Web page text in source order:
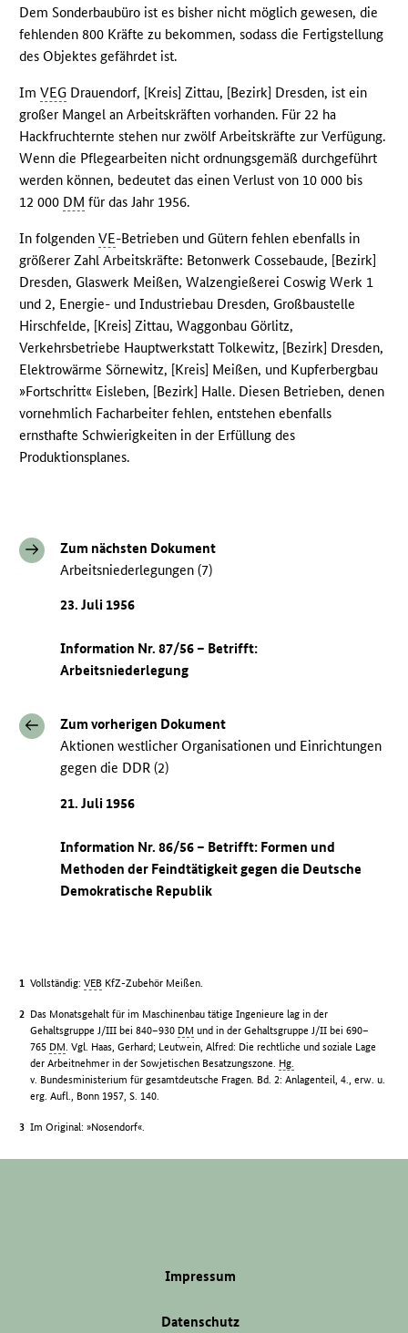
Dem Sonderbaubüro ist es bisher nicht möglich gewesen, die
fehlenden 800 Kräfte zu bekommen, sodass die Fertigstellung
des Objektes gefährdet ist.
ImVEG Drauendorf, [Kreis] Zittau, [Bezirk] Dresden, ist ein
großer Mangel an Arbeitskräften vorhanden. Für 22 ha
Hackfruchternte stehen nur zwölf Arbeitskräfte zur Verfügung.
Wenn die Pflegearbeiten nicht ordnungsgemäß durchgeführt
werden können, bedeutet das einen Verlust von 10 000 bis
12 000 DM für das Jahr 1956.
In folgendenVE-Betrieben und Gütern fehlen ebenfalls in
größerer Zahl Arbeitskräfte: Betonwerk Cossebaude, [Bezirk]
Dresden, Glaswerk Meißen, Walzengießerei Coswig Werk 1
und 2, Energie- und Industriebau Dresden, Großbaustelle
Hirschfelde, [Kreis] Zittau, Waggonbau Görlitz,
Verkehrsbetriebe Hauptwerkstatt Tolkewitz, [Bezirk] Dresden,
Elektrowärme Sörnewitz, [Kreis] Meißen, und Kupferbergbau
»Fortschritt« Eisleben, [Bezirk] Halle. Diesen Betrieben, denen
vornehmlich Facharbeiter fehlen, entstehen ebenfalls
ernsthafte Schwierigkeiten in der Erfüllung des
Produktionsplanes.
Zum nächsten Dokument
Arbeitsniederlegungen (7)
23. Juli 1956
Information Nr. 87/56 – Betrifft:
Arbeitsniederlegung
Zum vorherigen Dokument
Aktionen westlicher Organisationen und Einrichtungen
gegen die DDR (2)
21. Juli 1956
Information Nr. 86/56 – Betrifft: Formen und
Methoden der Feindtätigkeit gegen die Deutsche
Demokratische Republik
Vollständig:VEB KfZ-Zubehör Meißen.
Das Monatsgehalt für im Maschinenbau tätige Ingenieure lag in der
Gehaltsgruppe J/III bei 840–930 DM und in der Gehaltsgruppe J/II bei 690–
765 DM . Vgl. Haas, Gerhard; Leutwein, Alfred: Die rechtliche und soziale Lage
der Arbeitnehmer in der Sowjetischen Besatzungszone. Hg.
v. Bundesministerium für gesamtdeutsche Fragen. Bd. 2: Anlagenteil, 4., erw. u.
erg. Aufl., Bonn 1957, S. 140.
Im Original: »Nosendorf«.
Impressum
Datenschutz